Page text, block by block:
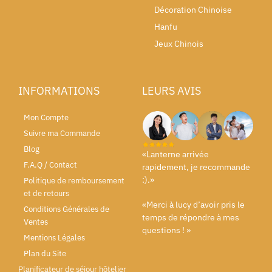
Décoration Chinoise
Hanfu
Jeux Chinois
INFORMATIONS
Mon Compte
Suivre ma Commande
Blog
F.A.Q / Contact
Politique de remboursement
et de retours
Conditions Générales de
Ventes
Mentions Légales
Plan du Site
Planificateur de séjour hôtelier
LEURS AVIS
«Lanterne arrivée
rapidement, je recommande
:).»
«Merci à lucy d’avoir pris le
temps de répondre à mes
questions ! »